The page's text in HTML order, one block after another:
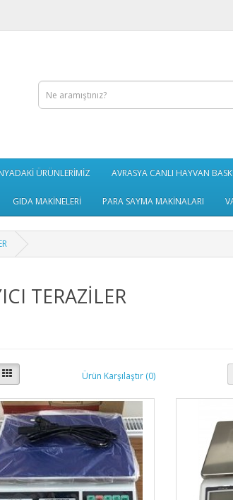
ÜRÜNLERİMİZ AVRASYA CANLI HAYVAN
GIDA MAKİNELERİ PARA SAYMA MAKİNALARI
TERAZİLER
Ürün Karşılaştır (0)